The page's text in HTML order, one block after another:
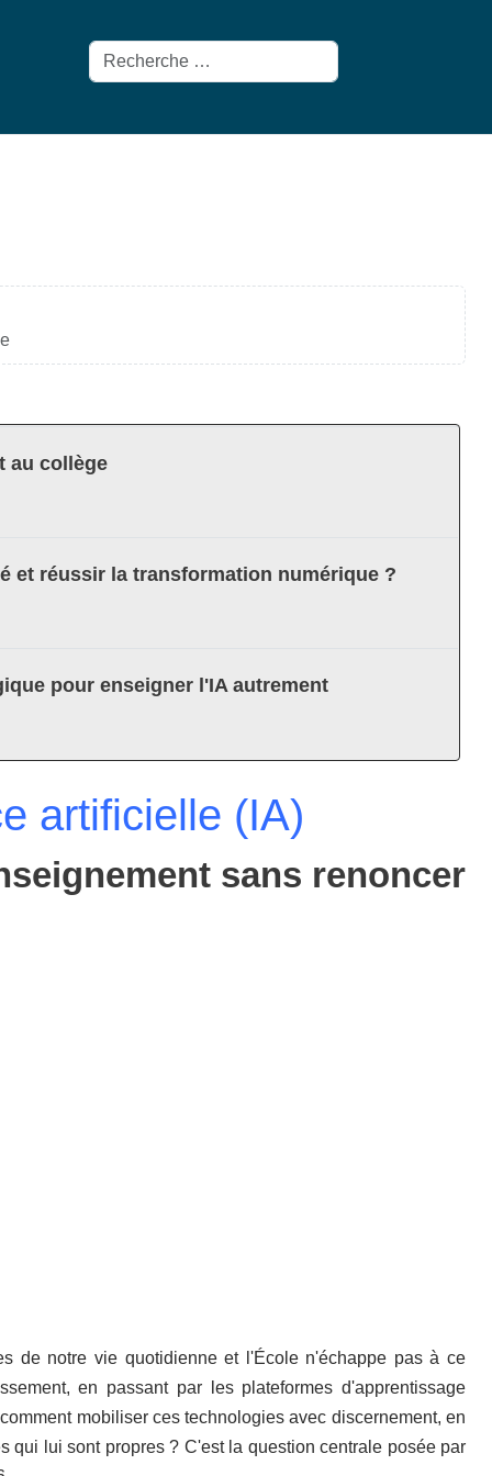
Rechercher
au collège
et réussir la transformation numérique ?
pour enseigner l'IA autrement
artificielle (IA)
sans renoncer
de notre vie quotidienne et l'École n'échappe pas à ce
en passant par les plateformes d'apprentissage
mobiliser ces technologies avec discernement, en
lui sont propres ? C'est la question centrale posée par